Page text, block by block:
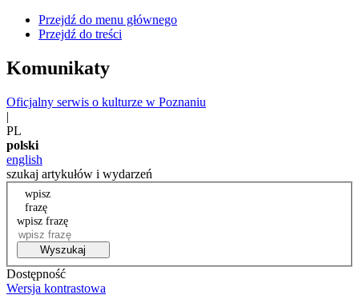
Przejdź do menu głównego
Przejdź do treści
Komunikaty
Oficjalny serwis o kulturze w Poznaniu
|
PL
polski
english
szukaj artykułów i wydarzeń
wpisz
frazę
wpisz frazę
Wyszukaj
Dostępność
Wersja kontrastowa